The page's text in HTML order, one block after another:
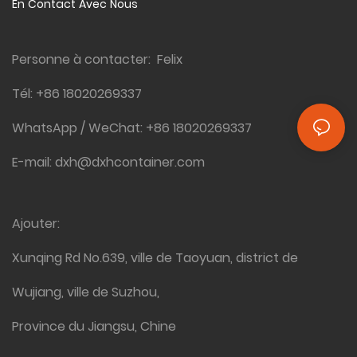
rentable et durable
En Contact Avec Nous
Personne à contacter: Felix
Tél: +86 18020269337
WhatsApp / WeChat: +86 18020269337
E-mail: dxh@dxhcontainer.com
Ajouter:
Xunqing Rd No.639, ville de Taoyuan, district de
Wujiang, ville de Suzhou,
Province du Jiangsu, Chine